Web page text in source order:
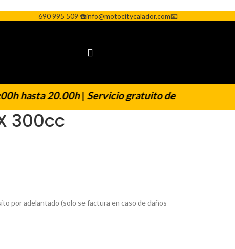
690 995 509 ☎️info@motocitycalador.com📧
hasta 20.00h|Servicio gratuito de reserva y
300cc
por adelantado (solo se factura en caso de daños